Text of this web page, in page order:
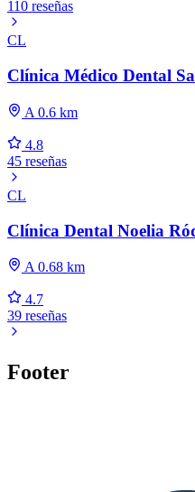
110 reseñas
CL
Clínica Médico Dental
A 0.6 km
4.8
45 reseñas
CL
Clínica Dental Noelia
A 0.68 km
4.7
39 reseñas
Footer